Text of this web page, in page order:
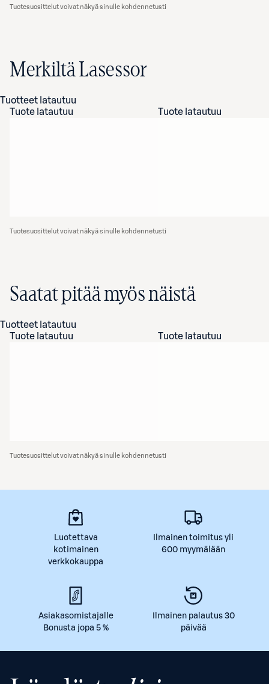
Tuotesuosittelut voivat näkyä sinulle kohdennetusti
Merkiltä Lasessor
Tuotteet latautuu
Tuote latautuu
Tuote latautuu
Tuotesuosittelut voivat näkyä sinulle kohdennetusti
Saatat pitää myös näistä
Tuotteet latautuu
Tuote latautuu
Tuote latautuu
Tuotesuosittelut voivat näkyä sinulle kohdennetusti
Luotettava
kotimainen
verkkokauppa
Ilmainen toimitus yli
600 myymälään
Asiakasomistajalle
Bonusta jopa 5 %
Ilmainen palautus 30
päivää